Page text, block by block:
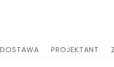
DOSTAWA PROJEKTANT